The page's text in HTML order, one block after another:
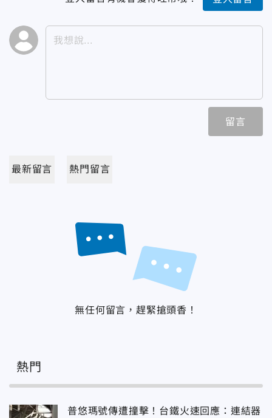
留言
最新留言 熱門留言
無任何留言，趕緊搶頭香！
熱門
普悠瑪號傳遭撞擊！台鐵火速回應：連結器